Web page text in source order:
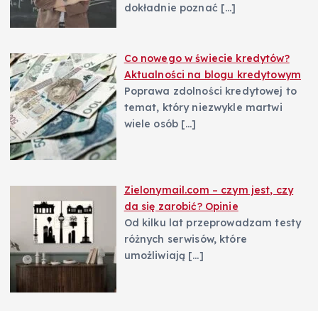
dokładnie poznać […]
Co nowego w świecie kredytów?
Aktualności na blogu kredytowym
Poprawa zdolności kredytowej to
temat, który niezwykle martwi
wiele osób […]
Zielonymail.com – czym jest, czy
da się zarobić? Opinie
Od kilku lat przeprowadzam testy
różnych serwisów, które
umożliwiają […]